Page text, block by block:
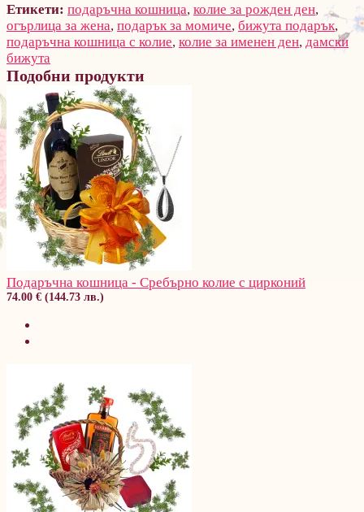
Етикети: подаръчна кошница, колие за рожден ден,
огърлица за жена, подарък за момиче, бижута подарък,
подаръчна кошница с колие, колие за именен ден, дамски
бижута
Подобни продукти
Подаръчна кошница - Сребърно колие с цирконий
74.00 € (144.73 лв.)